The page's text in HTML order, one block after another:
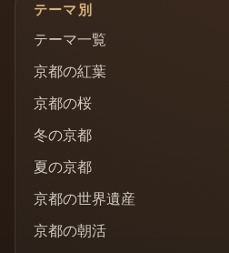
テーマ別
テーマ一覧
京都の紅葉
京都の桜
冬の京都
夏の京都
京都の世界遺産
京都の朝活